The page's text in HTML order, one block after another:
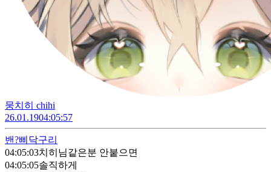
뭉치히 chihi
26.01.1904:05:57
밴?삐닥구리
04:05:03치히님같은분 안붙으면
04:05:05솔직하게